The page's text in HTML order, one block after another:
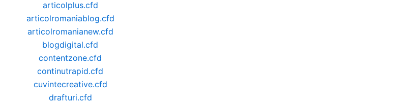
articolplus.cfd
articolromaniablog.cfd
articolromanianew.cfd
blogdigital.cfd
contentzone.cfd
continutrapid.cfd
cuvintecreative.cfd
drafturi.cfd